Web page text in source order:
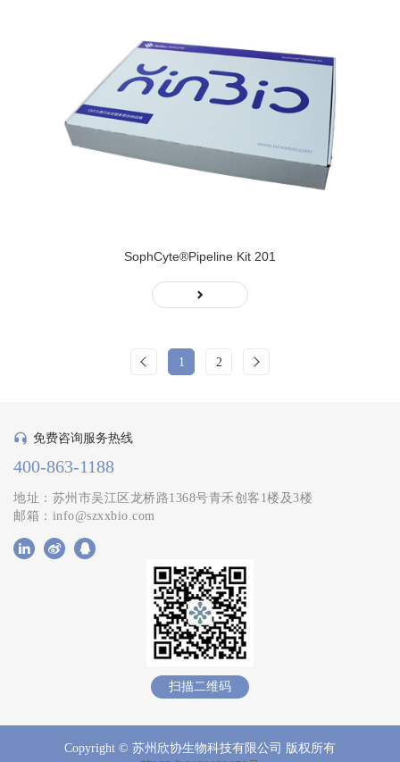
SophCyte®Pipeline Kit 201
1 2
免费咨询服务热线
400-863-1188
地址：苏州市吴江区龙桥路1368号青禾创客1楼及3楼
邮箱：info@szxxbio.com
扫描二维码
Copyright © 苏州欣协生物科技有限公司 版权所有